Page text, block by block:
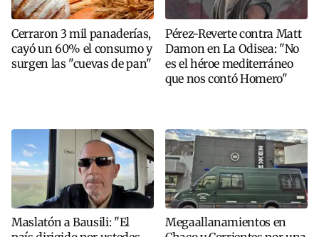
Cerraron 3 mil panaderías,
cayó un 60% el consumo y
surgen las "cuevas de pan"
Pérez-Reverte contra Matt
Damon en La Odisea: "No
es el héroe mediterráneo
que nos contó Homero"
Maslatón a Bausili: "El
Megaallanamientos en